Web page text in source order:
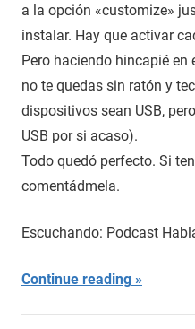
a la opción «customize»
instalar. Hay que activar
Pero haciendo hincapié
no te quedas sin ratón y
dispositivos sean USB,
USB por si acaso).
Todo quedó perfecto. Si
comentádmela.
Escuchando: Podcast
Continue reading